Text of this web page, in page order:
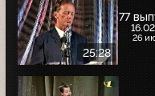
25:28
77
26